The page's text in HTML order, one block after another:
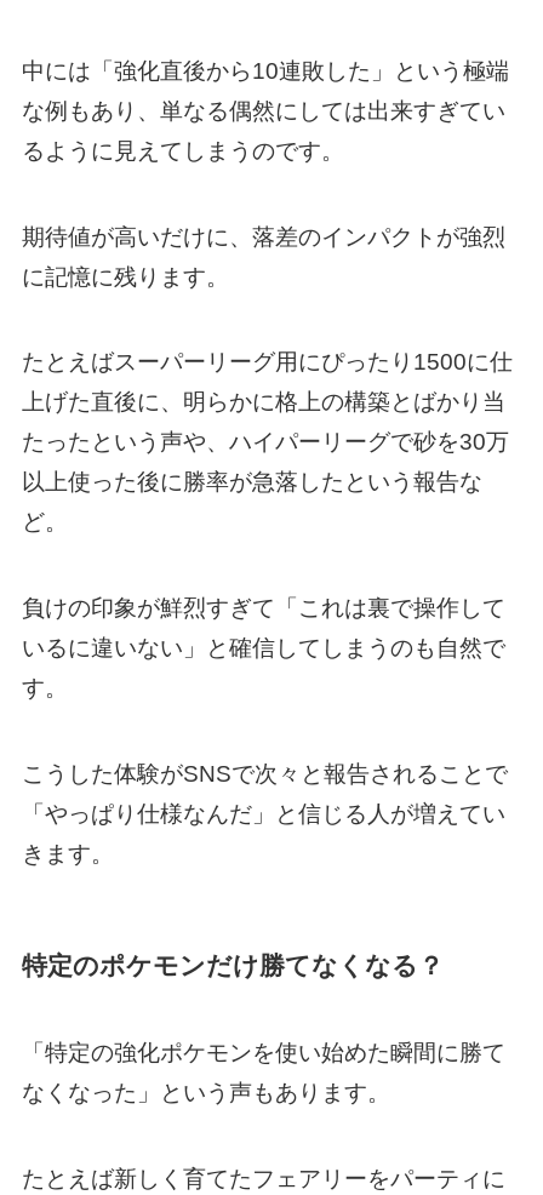
中には「強化直後から10連敗した」という極端
な例もあり、単なる偶然にしては出来すぎてい
るように見えてしまうのです。
期待値が高いだけに、落差のインパクトが強烈
に記憶に残ります。
たとえばスーパーリーグ用にぴったり1500に仕
上げた直後に、明らかに格上の構築とばかり当
たったという声や、ハイパーリーグで砂を30万
以上使った後に勝率が急落したという報告な
ど。
負けの印象が鮮烈すぎて「これは裏で操作して
いるに違いない」と確信してしまうのも自然で
す。
こうした体験がSNSで次々と報告されることで
「やっぱり仕様なんだ」と信じる人が増えてい
きます。
特定のポケモンだけ勝てなくなる？
「特定の強化ポケモンを使い始めた瞬間に勝て
なくなった」という声もあります。
たとえば新しく育てたフェアリーをパーティに